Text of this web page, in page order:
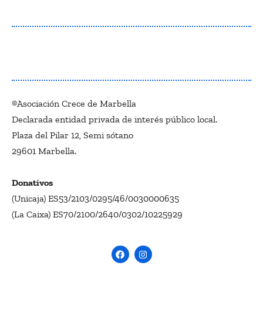
®Asociación Crece de Marbella
Declarada entidad privada de interés público local.
Plaza del Pilar 12, Semi sótano
29601 Marbella.
Donativos
(Unicaja) ES53/2103/0295/46/0030000635
(La Caixa) ES70/2100/2640/0302/10225929